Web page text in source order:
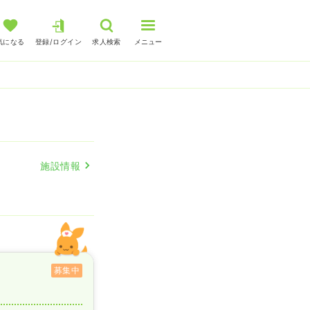
になる 登録/ログイン 求人検索 メニュー
施設情報
募集中